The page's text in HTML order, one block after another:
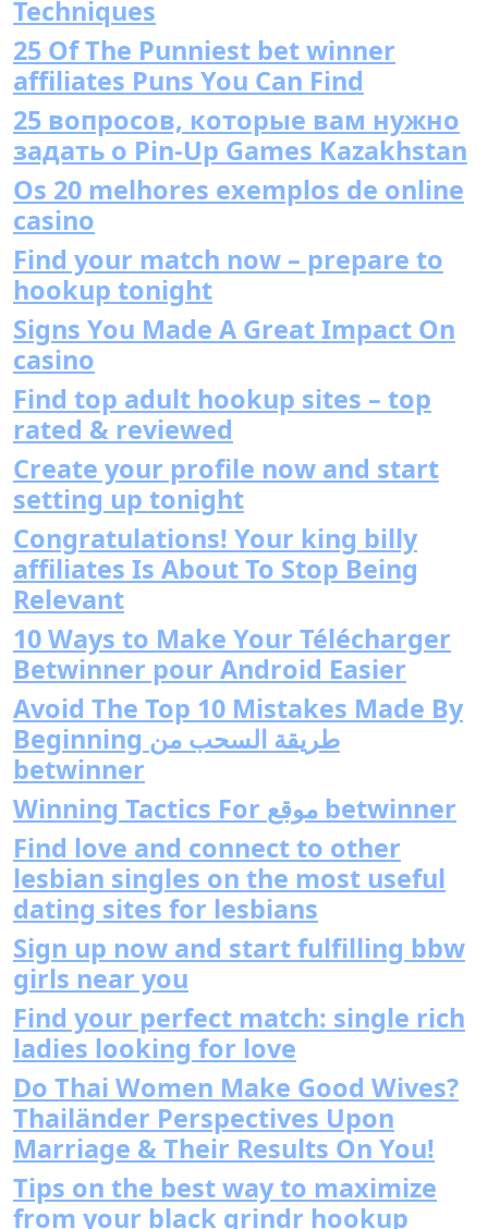
Techniques
25 Of The Punniest bet winner
affiliates Puns You Can Find
25 вопросов, которые вам нужно
задать о Pin-Up Games Kazakhstan
Os 20 melhores exemplos de online
casino
Find your match now – prepare to
hookup tonight
Signs You Made A Great Impact On
casino
Find top adult hookup sites – top
rated & reviewed
Create your profile now and start
setting up tonight
Congratulations! Your king billy
affiliates Is About To Stop Being
Relevant
10 Ways to Make Your Télécharger
Betwinner pour Android Easier
Avoid The Top 10 Mistakes Made By
Beginning طريقة السحب من
betwinner
Winning Tactics For موقع betwinner
Find love and connect to other
lesbian singles on the most useful
dating sites for lesbians
Sign up now and start fulfilling bbw
girls near you
Find your perfect match: single rich
ladies looking for love
Do Thai Women Make Good Wives?
Thailänder Perspectives Upon
Marriage & Their Results On You!
Tips on the best way to maximize
from your black grindr hookup